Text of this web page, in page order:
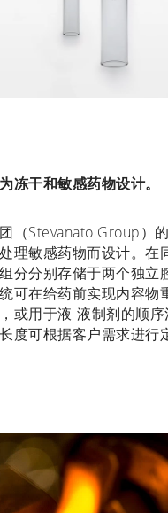
冻干和敏感药物设计。
（Stevanato Group）
理敏感药物而设计。在
分分别存储于两个独立
可在给药前实现内容物
或用于液-液制剂的顺序
度可根据客户需求进行